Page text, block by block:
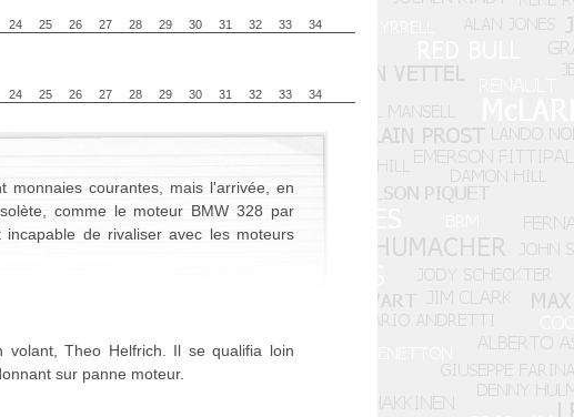
24 25 26 27 28 29 30 31 32 33 34
24 25 26 27 28 29 30 31 32 33 34
monnaies courantes, mais l'arrivée, en
comme le moteur BMW 328 par
de rivaliser avec les moteurs
Theo Helfrich. Il se qualifia loin
sur panne moteur.